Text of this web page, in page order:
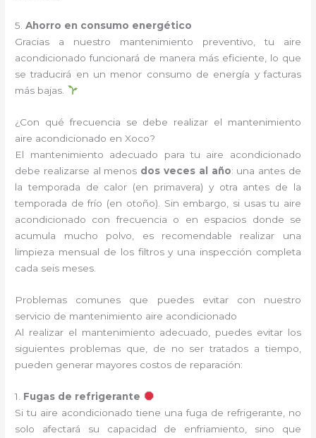
5.Ahorro en consumo energético
Gracias a nuestro mantenimiento preventivo, tu aire
acondicionado funcionará de manera más eficiente, lo que
se traducirá en un menor consumo de energía y facturas
más bajas.
¿Con qué frecuencia se debe realizar el mantenimiento
aire acondicionado en Xoco?
El mantenimiento adecuado para tu aire acondicionado
debe realizarse al menos dos veces al año: una antes de
la temporada de calor (en primavera) y otra antes de la
temporada de frío (en otoño). Sin embargo, si usas tu aire
acondicionado con frecuencia o en espacios donde se
acumula mucho polvo, es recomendable realizar una
limpieza mensual de los filtros y una inspección completa
cada seis meses.
Problemas comunes que puedes evitar con nuestro
servicio de mantenimiento aire acondicionado
Al realizar el mantenimiento adecuado, puedes evitar los
siguientes problemas que, de no ser tratados a tiempo,
pueden generar mayores costos de reparación:
1. Fugas de refrigerante
Si tu aire acondicionado tiene una fuga de refrigerante, no
solo afectará su capacidad de enfriamiento, sino que